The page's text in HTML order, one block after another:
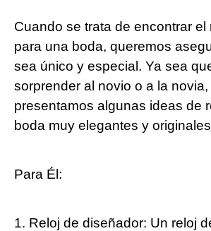
Cuando se trata de encontrar el
para una boda, queremos
sea único y especial. Ya sea
sorprender al novio o a la
presentamos algunas ideas de
boda muy elegantes y
Para Él:
1. Reloj de diseñador: Un reloj